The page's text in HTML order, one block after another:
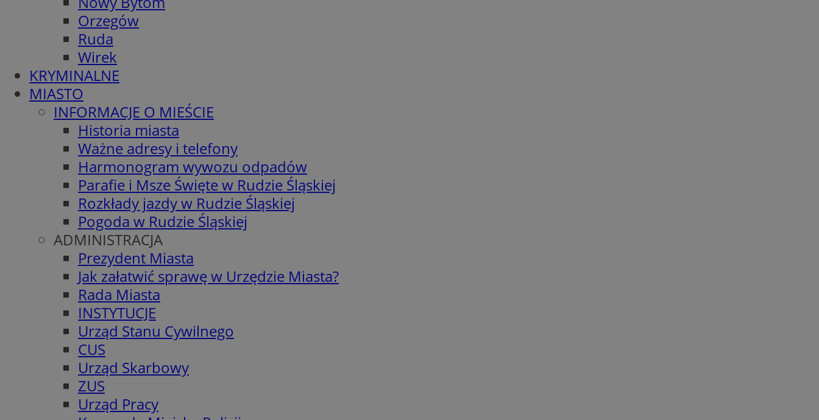
Orzegów
Ruda
Wirek
KRYMINALNE
MIASTO
INFORMACJE O MIEŚCIE
Historia miasta
Ważne adresy i telefony
Harmonogram wywozu odpadów
Parafie i Msze Święte w Rudzie Śląskiej
Rozkłady jazdy w Rudzie Śląskiej
Pogoda w Rudzie Śląskiej
ADMINISTRACJA
Prezydent Miasta
Jak załatwić sprawę w Urzędzie Miasta?
Rada Miasta
INSTYTUCJE
Urząd Stanu Cywilnego
CUS
Urząd Skarbowy
ZUS
Urząd Pracy